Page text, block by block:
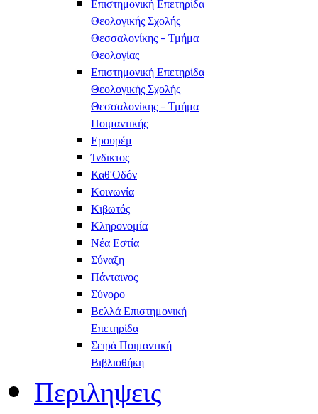
Επιστημονική Επετηρίδα
Θεολογικής Σχολής
Θεσσαλονίκης - Τμήμα
Θεολογίας
Επιστημονική Επετηρίδα
Θεολογικής Σχολής
Θεσσαλονίκης - Τμήμα
Ποιμαντικής
Ερουρέμ
Ίνδικτος
Καθ'Οδόν
Κοινωνία
Κιβωτός
Κληρονομία
Νέα Εστία
Σύναξη
Πάνταινος
Σύνορο
Βελλά Επιστημονική
Επετηρίδα
Σειρά Ποιμαντική
Βιβλιοθήκη
Περιληψεις